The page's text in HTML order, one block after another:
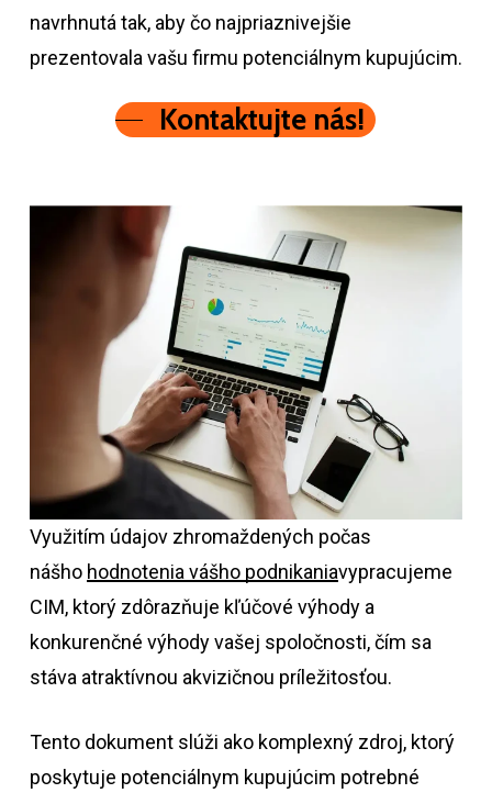
navrhnutá tak, aby čo najpriaznivejšie
prezentovala vašu firmu potenciálnym kupujúcim.
Kontaktujte nás!
Využitím údajov zhromaždených počas
nášho hodnotenia vášho podnikaniavypracujeme
CIM, ktorý zdôrazňuje kľúčové výhody a
konkurenčné výhody vašej spoločnosti, čím sa
stáva atraktívnou akvizičnou príležitosťou.
Tento dokument slúži ako komplexný zdroj, ktorý
poskytuje potenciálnym kupujúcim potrebné